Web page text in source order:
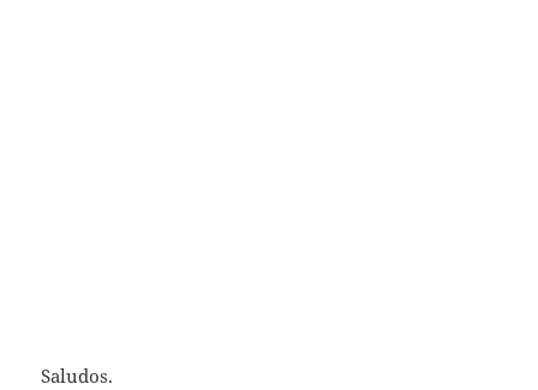
Saludos.